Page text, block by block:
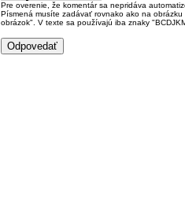
Pre overenie, že komentár sa nepridáva
Písmená musíte zadávať rovnako ako na
obrázok". V texte sa používajú iba znaky